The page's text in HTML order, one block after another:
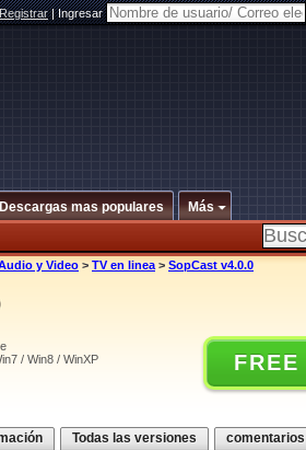
Registrar|Ingresar
Descargas mas populares Más
y Video > TV en linea > SopCast v4.0.0
/ Win8 / WinXP
Todas las versiones comentarios